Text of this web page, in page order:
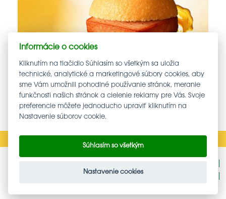
Informácie o cookies
Kliknutím na tlačidlo Súhlasím so všetkým sa uložia
technické, analytické a marketingové súbory cookies, aby
sme Vám umožnili pohodlné používanie stránok, meranie
funkčnosti našich stránok a cielenie reklamy pre Vás. Svoje
preferencie môžete jednoducho upraviť kliknutím na
Nastavenie súborov cookie.
Súhlasím so všetkým
Nastavenie cookies